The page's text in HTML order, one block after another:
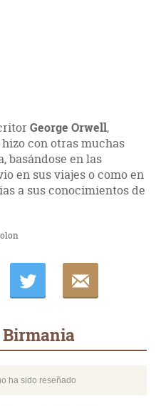
George Orwell,
con otras muchas
basándose en las
en sus viajes o como en
a sus conocimientos de
Birmania
ha sido reseñado